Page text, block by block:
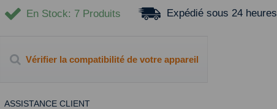
En Stock: 7 Produits Expédié sous 24 heures
Vérifier la compatibilité de votre appareil
ASSISTANCE CLIENT